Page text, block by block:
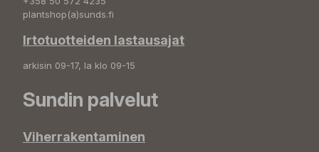
plantshop(a)sunds.fi
Irtotuotteiden lastausajat
arkisin 09-17, la klo 09-15
Sundin palvelut
Viherrakentaminen